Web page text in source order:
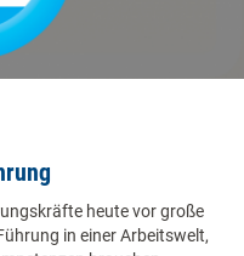
heute vor große
in einer Arbeitswelt,